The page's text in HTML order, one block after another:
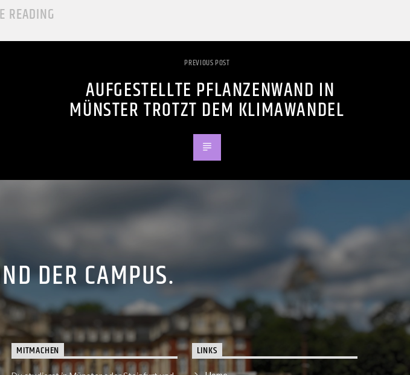
READING
PREVIOUS POST
AUFGESTELLTE PFLANZENWAND IN
MÜNSTER TROTZT DEM KLIMAWANDEL
DER CAMPUS.
MITMACHEN LINKS